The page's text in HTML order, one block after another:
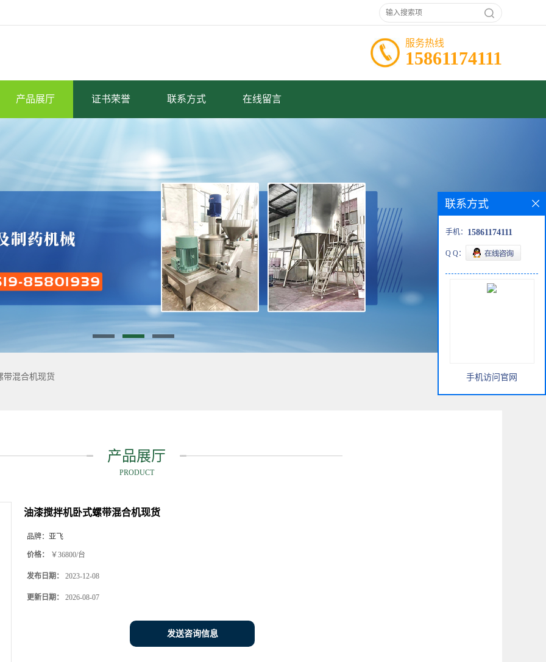
服务热线
15861174111
产品展厅 证书荣誉 联系方式 在线留言
带混合机现货
产品展厅
PRODUCT
油漆搅拌机卧式螺带混合机现货
品牌： 亚飞
价格： ￥36800/台
发布日期： 2023-12-08
更新日期： 2026-08-07
发送咨询信息
联系方式
手机： 15861174111
Q Q：
手机访问官网